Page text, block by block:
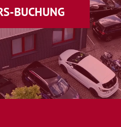
BUCHUNG